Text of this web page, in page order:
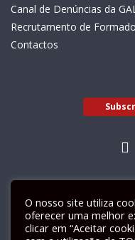
Canal de Denúncias da
Recrutamento de
Contactos
Livro de
O nosso site utiliza
oferecer uma melhor
clicar em “Aceitar